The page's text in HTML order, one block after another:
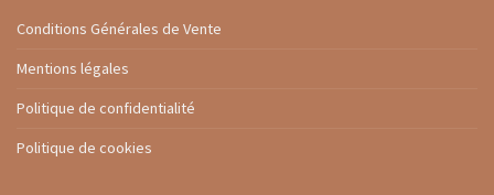
Conditions Générales de Vente
Mentions légales
Politique de confidentialité
Politique de cookies